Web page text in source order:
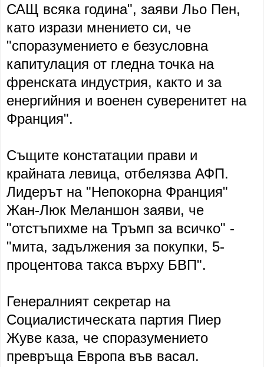
САЩ всяка година", заяви Льо Пен,
като изрази мнението си, че
"споразумението е безусловна
капитулация от гледна точка на
френската индустрия, както и за
енергийния и военен суверенитет на
Франция".
Същите констатации прави и
крайната левица, отбелязва АФП.
Лидерът на "Непокорна Франция"
Жан-Люк Меланшон заяви, че
"отстъпихме на Тръмп за всичко" -
"мита, задължения за покупки, 5-
процентова такса върху БВП".
Генералният секретар на
Социалистическата партия Пиер
Жуве каза, че споразумението
превръща Европа във васал.